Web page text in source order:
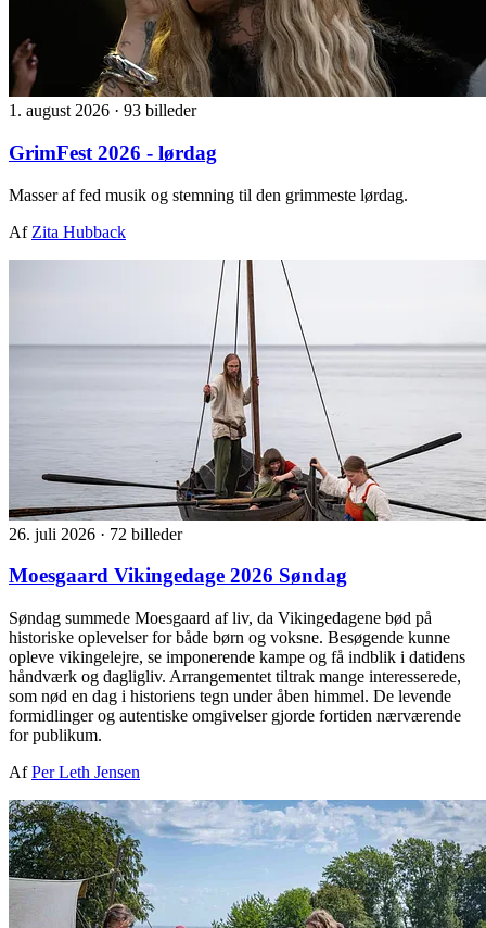
1. august 2026 · 93 billeder
GrimFest 2026 - lørdag
Masser af fed musik og stemning til den grimmeste lørdag.
Af Zita Hubback
26. juli 2026 · 72 billeder
Moesgaard Vikingedage 2026 Søndag
Søndag summede Moesgaard af liv, da Vikingedagene bød på
historiske oplevelser for både børn og voksne. Besøgende kunne
opleve vikingelejre, se imponerende kampe og få indblik i datidens
håndværk og dagligliv. Arrangementet tiltrak mange interesserede,
som nød en dag i historiens tegn under åben himmel. De levende
formidlinger og autentiske omgivelser gjorde fortiden nærværende
for publikum.
AfPer Leth Jensen